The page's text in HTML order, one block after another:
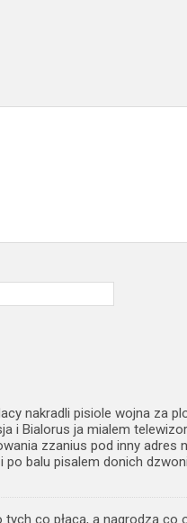
nakradli pisiole wojna za
i Bialorus ja mialem
zzanius pod inny adres
po balu pisalem donich
co płacą, a nagrodzą co